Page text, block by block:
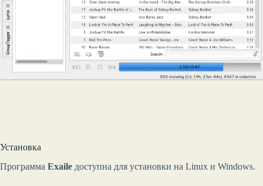
Установка
Программа Exaile доступна для установки на Linux и Windows.